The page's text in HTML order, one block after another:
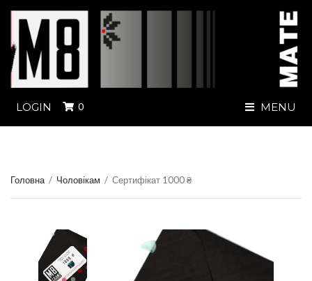
LOGIN 0 MENU
Головна / Чоловікам / Сертифікат 1000 ₴